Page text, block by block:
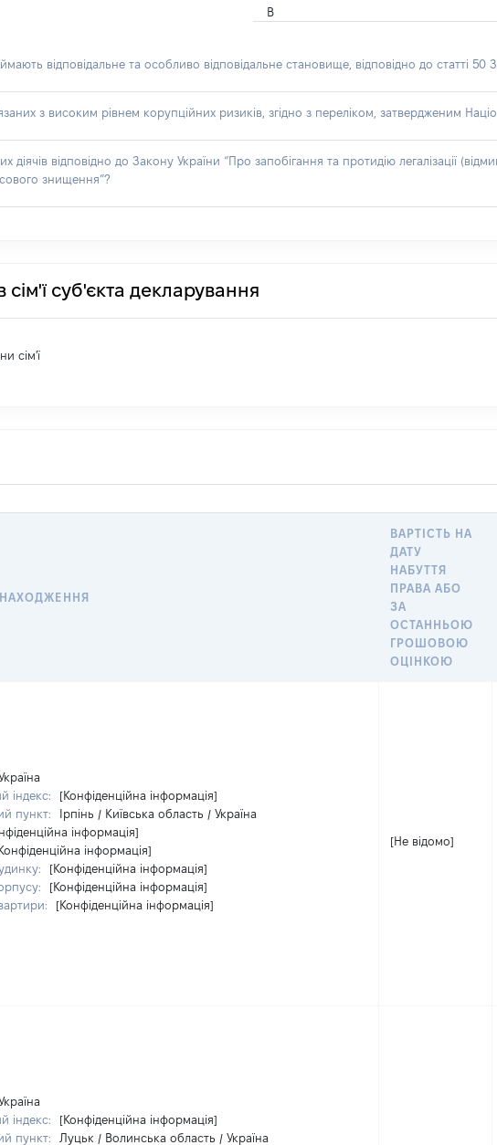
В
відповідальне та особливо відповідальне становище, відповідно до статті 50
з високим рівнем корупційних ризиків, згідно з переліком, затвердженим
діячів відповідно до Закону України “Про запобігання та протидію легалізації
знищення”?
суб'єкта декларування
сім'ї
ВАРТІСТЬ НА
ДАТУ
НАБУТТЯ
ПРАВА АБО
ЗА
ОСТАННЬОЮ
ГРОШОВОЮ
ОЦІНКОЮ
індекс:
[Конфіденційна інформація]
пункт:
Ірпінь / Київська область / Україна
інформація]
інформація]
[Конфіденційна інформація]
[Конфіденційна інформація]
[Конфіденційна інформація]
[Не відомо]
індекс:
[Конфіденційна інформація]
пункт:
Луцьк / Волинська область / Україна